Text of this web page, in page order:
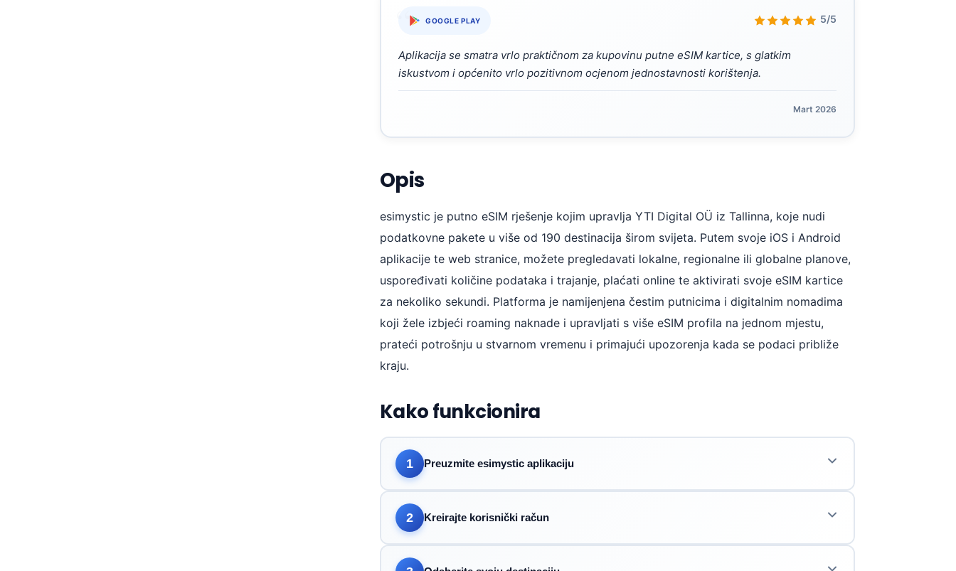
GOOGLE PLAY 5/5
“
Aplikacija se smatra vrlo praktičnom za kupovinu putne eSIM kartice, s glatkim
iskustvom i općenito vrlo pozitivnom ocjenom jednostavnosti korištenja.
Mart 2026
Opis
esimystic je putno eSIM rješenje kojim upravlja YTI Digital OÜ iz Tallinna, koje nudi
podatkovne pakete u više od 190 destinacija širom svijeta. Putem svoje iOS i Android
aplikacije te web stranice, možete pregledavati lokalne, regionalne ili globalne planove,
uspoređivati količine podataka i trajanje, plaćati online te aktivirati svoje eSIM kartice
za nekoliko sekundi. Platforma je namijenjena čestim putnicima i digitalnim nomadima
koji žele izbjeći roaming naknade i upravljati s više eSIM profila na jednom mjestu,
prateći potrošnju u stvarnom vremenu i primajući upozorenja kada se podaci približe
kraju.
Kako funkcionira
1 Preuzmite esimystic aplikaciju
2 Kreirajte korisnički račun